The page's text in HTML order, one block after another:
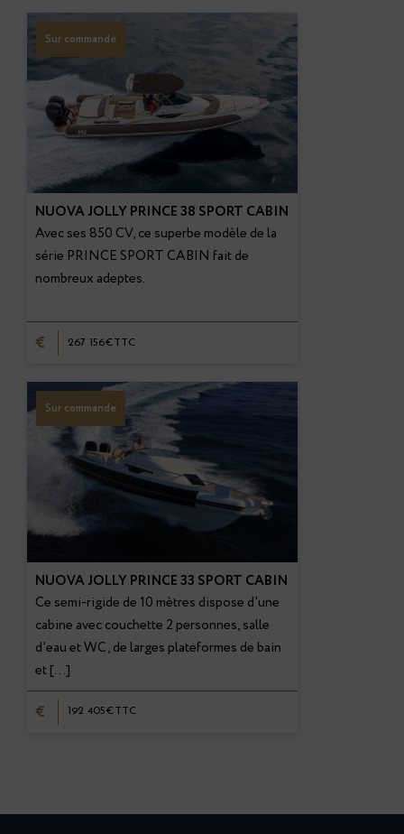
NUOVA JOLLY PRINCE 38 SPORT CABIN
Avec ses 850 CV, ce superbe modèle de la
série PRINCE SPORT CABIN fait de
nombreux adeptes.
Sur commande
€ 267 156€TTC
NUOVA JOLLY PRINCE 33 SPORT CABIN
Ce semi-rigide de 10 mètres dispose d'une
cabine avec couchette 2 personnes, salle
d’eau et WC, de larges plateformes de bain
et […]
Sur commande
€ 192 405€TTC